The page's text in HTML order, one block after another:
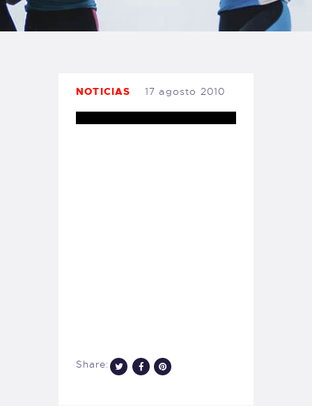
TIENDA FAMILY SURFERS
WEBCAM SALINAS
NOTICIAS 17 agosto 2010
Share: